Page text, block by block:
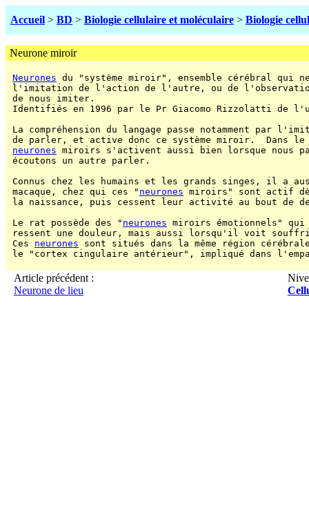
Accueil > BD > Biologie cellulaire et moléculaire > Biologie
Neurone miroir
Neurones du "système miroir", ensemble cérébral qui
l'imitation de l'action de l'autre, ou de
de nous imiter.
Identifiés en 1996 par le Pr Giacomo Rizzolatti de
La compréhension du langage passe notamment par
de parler, et active donc ce système miroir.  Dans
neurones miroirs s'activent aussi bien lorsque nous
écoutons un autre parler.
Connus chez les humains et les grands singes, il a
macaque, chez qui ces " neurones miroirs" sont actif
la naissance, puis cessent leur activité au bout de
Le rat possède des " neurones miroirs émotionnels"
ressent une douleur, mais aussi lorsqu'il voit
Ces neurones sont situés dans la même région
le "cortex cingulaire antérieur", impliqué dans
Article précédent :
Neurone de lieu